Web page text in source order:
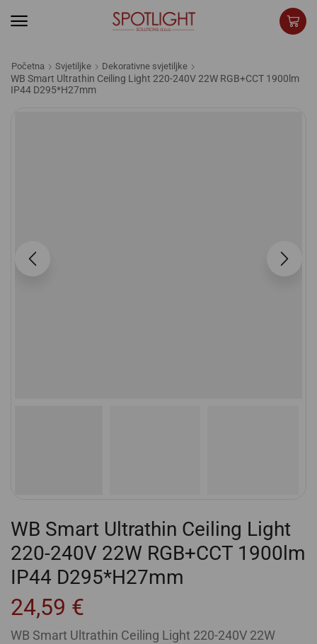
Početna Svjetiljke Dekorativne svjetiljke
WB Smart Ultrathin Ceiling Light 220-240V 22W RGB+CCT 1900lm
IP44 D295*H27mm
WB Smart Ultrathin Ceiling Light
220-240V 22W RGB+CCT 1900lm
IP44 D295*H27mm
24,59 €
WB Smart Ultrathin Ceiling Light 220-240V 22W